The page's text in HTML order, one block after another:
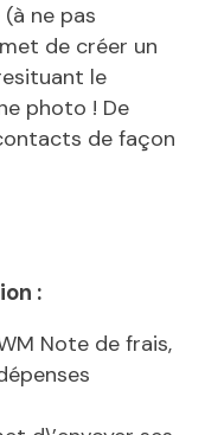
(à ne pas
de créer un
le
photo ! De
de façon
:
Note de frais,